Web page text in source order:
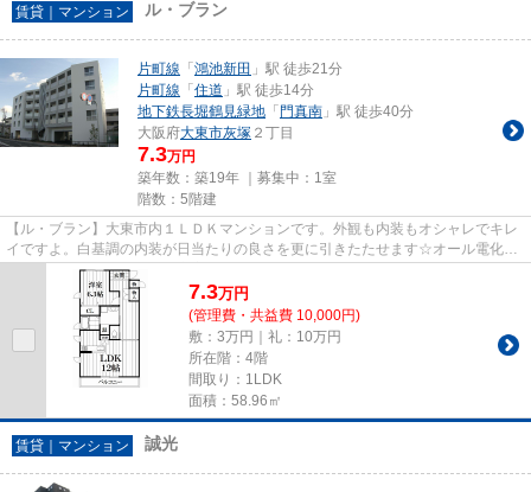
賃貸｜マンション ル・ブラン
片町線 「 鴻池新田 」駅 徒歩21分
片町線 「 住道 」駅 徒歩14分
地下鉄長堀鶴見緑地 「 門真南 」駅 徒歩40分
大阪府大東市灰塚 ２丁目
7.3万円
築年数：築19年 ｜募集中： 1室
階数：5階建
【ル・ブラン】大東市内１ＬＤＫマンションです。外観も内装もオシャレでキレ
イですよ。白基調の内装が日当たりの良さを更に引きたたせます☆オール電化で
システムキッチン！設備も充実...
7.3万円
(管理費・共益費 10,000円)
敷：3万円｜礼：10万円
所在階：4階
間取り：1LDK
面積：58.96㎡
賃貸｜マンション 誠光